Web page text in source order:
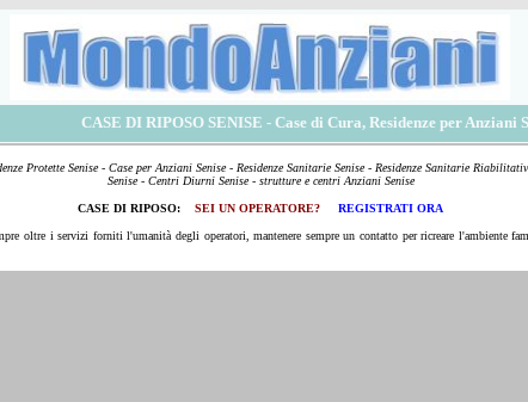
CASE DI RIPOSO SENISE - Case di Cura, Residenze per Anziani
Protette Senise - Case per Anziani Senise - Residenze Sanitarie Senise - Residenze Sanitarie
Senise - Centri Diurni Senise - strutture e centri Anziani Senise
CASE DI RIPOSO: SEI UN OPERATORE? REGISTRATI ORA
oltre i servizi forniti l'umanità degli operatori, mantenere sempre un contatto per ricreare l'ambiente